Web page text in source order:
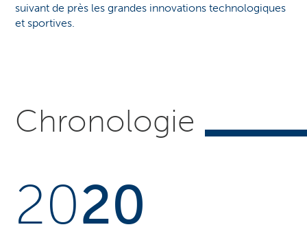
suivant de près les grandes innovations technologiques
et sportives.
Chronologie
2020